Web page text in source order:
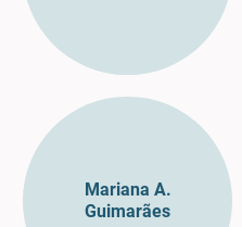
Mariana A.
Guimarães